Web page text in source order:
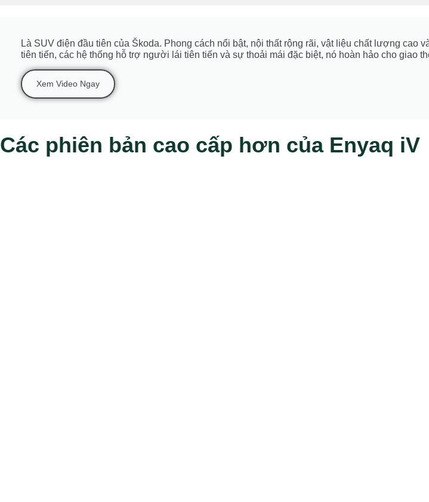
Là SUV điện đầu tiên của Škoda. Phong cách nổi bật, nội thất rộng rãi, vật liệu chất lượng cao
tiên tiến, các hệ thống hỗ trợ người lái tiên tiến và sự thoải mái đặc biệt, nó hoàn hảo cho giao
Xem Video Ngay
Các phiên bản cao cấp hơn của Enyaq iV